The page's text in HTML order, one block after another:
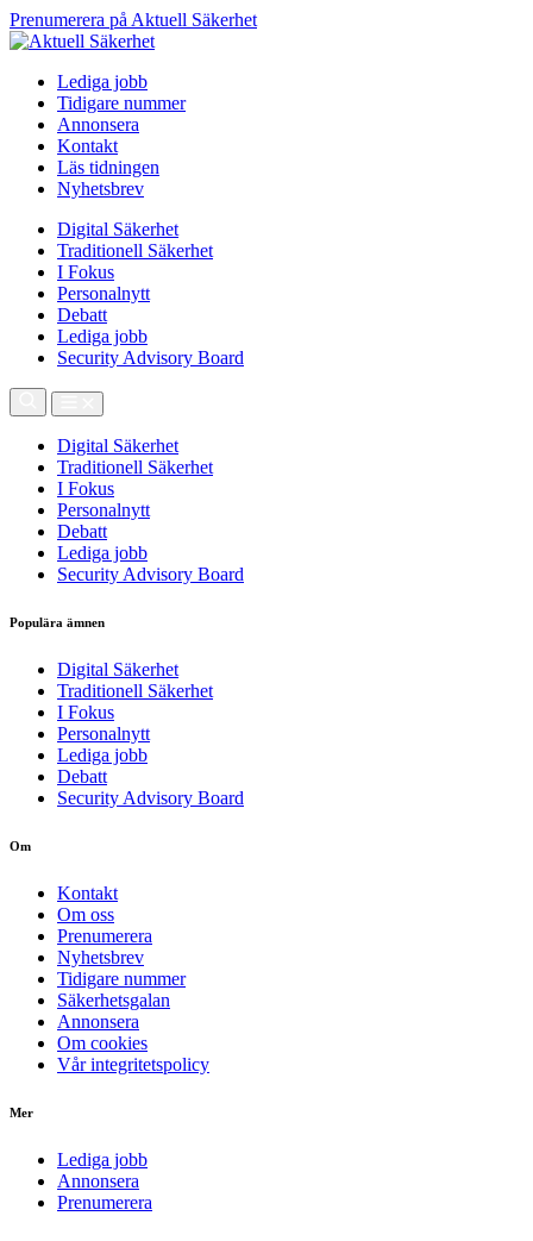
Prenumerera på Aktuell Säkerhet
Lediga jobb
Tidigare nummer
Annonsera
Kontakt
Läs tidningen
Nyhetsbrev
Digital Säkerhet
Traditionell Säkerhet
I Fokus
Personalnytt
Debatt
Lediga jobb
Security Advisory Board
Digital Säkerhet
Traditionell Säkerhet
I Fokus
Personalnytt
Debatt
Lediga jobb
Security Advisory Board
Populära ämnen
Digital Säkerhet
Traditionell Säkerhet
I Fokus
Personalnytt
Lediga jobb
Debatt
Security Advisory Board
Om
Kontakt
Om oss
Prenumerera
Nyhetsbrev
Tidigare nummer
Säkerhetsgalan
Annonsera
Om cookies
Vår integritetspolicy
Mer
Lediga jobb
Annonsera
Prenumerera